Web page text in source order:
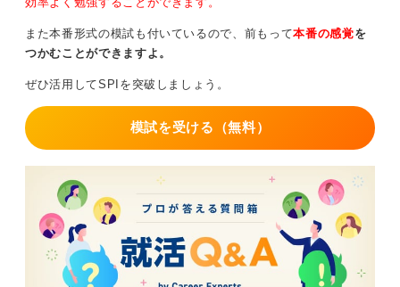
1つに問題に固執せずに速度を意識して進めていきましょ
う。
0
また本番形式の模試も付いているので、前もって本番の感覚を
つかむことができますよ。
ぜひ活用してSPIを突破しましょう。
模試を受ける（無料）